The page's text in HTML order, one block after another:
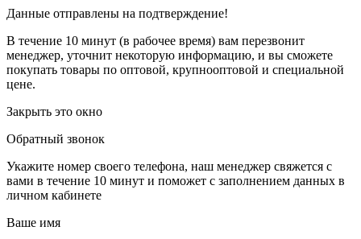
Данные отправлены на подтверждение!
В течение 10 минут (в рабочее время) вам перезвонит
менеджер, уточнит некоторую информацию, и вы сможете
покупать товары по оптовой, крупнооптовой и специальной
цене.
Закрыть это окно
Обратный звонок
Укажите номер своего телефона, наш менеджер свяжется с
вами в течение 10 минут и поможет с заполнением данных в
личном кабинете
Ваше имя